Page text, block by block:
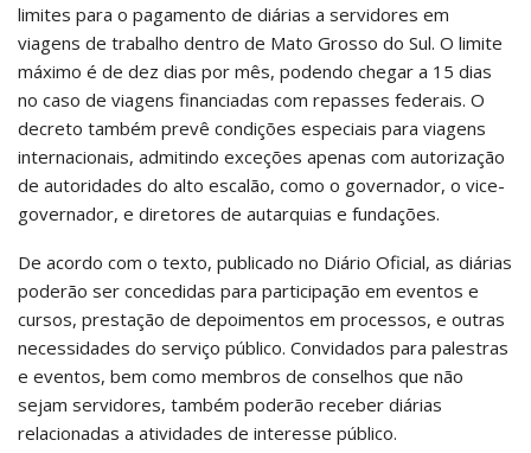
limites para o pagamento de diárias a servidores em
viagens de trabalho dentro de Mato Grosso do Sul. O limite
máximo é de dez dias por mês, podendo chegar a 15 dias
no caso de viagens financiadas com repasses federais. O
decreto também prevê condições especiais para viagens
internacionais, admitindo exceções apenas com autorização
de autoridades do alto escalão, como o governador, o vice-
governador, e diretores de autarquias e fundações.
De acordo com o texto, publicado no Diário Oficial, as diárias
poderão ser concedidas para participação em eventos e
cursos, prestação de depoimentos em processos, e outras
necessidades do serviço público. Convidados para palestras
e eventos, bem como membros de conselhos que não
sejam servidores, também poderão receber diárias
relacionadas a atividades de interesse público.